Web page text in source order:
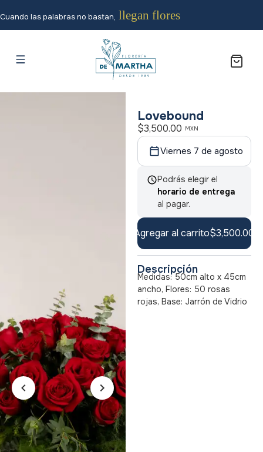
Cuando las palabras no bastan, llegan flores
Lovebound
$3,500.00 MXN
Viernes 7 de agosto
Podrás elegir el
horario de entrega
al pagar.
Agregar al carrito$3,500.00
Descripción
Medidas: 50cm alto x 45cm
ancho, Flores: 50 rosas
rojas, Base: Jarrón de Vidrio